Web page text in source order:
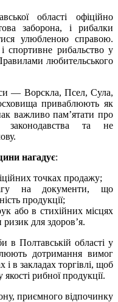
області офіційно
заборона, і рибалки
улюбленою справою.
спортивне рибальство у
любительського
— Ворскла, Псел, Сула,
приваблюють як
важливо пам’ятати про
законодавства та не
нагадує:
точках продажу;
на документи, що
продукції;
або в стихійних місцях
для здоров’я.
в Полтавській області у
дотримання вимог
і в закладах торгівлі, щоб
рибної продукції.
приємного відпочинку